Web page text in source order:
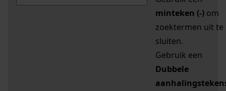
minteken (-) om
zoektermen uit te
sluiten.
Gebruik een
Dubbele